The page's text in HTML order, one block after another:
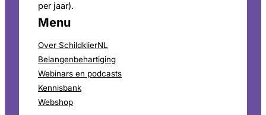
per jaar).
Menu
Over SchildklierNL
Belangenbehartiging
Webinars en podcasts
Kennisbank
Webshop